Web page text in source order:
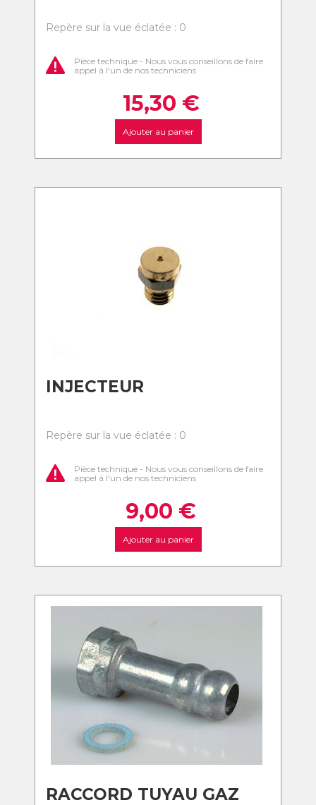
Repère sur la vue éclatée : 0
Pièce technique - Nous vous conseillons de faire
appel à l'un de nos techniciens
15,30 €
Ajouter au panier
INJECTEUR
Repère sur la vue éclatée : 0
Pièce technique - Nous vous conseillons de faire
appel à l'un de nos techniciens
9,00 €
Ajouter au panier
RACCORD TUYAU GAZ